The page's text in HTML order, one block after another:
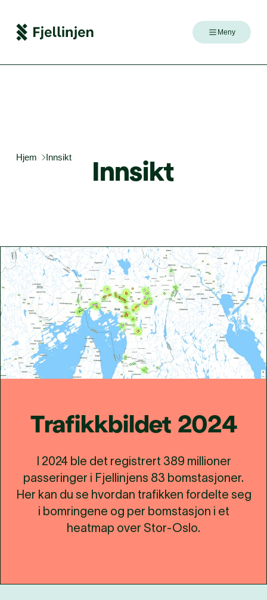
Meny
Hjem Innsikt
Inn­sikt
Trafikkbildet 2024
I 2024 ble det registrert 389 millioner
passeringer i Fjellinjens 83 bomstasjoner.
Her kan du se hvordan trafikken fordelte seg
i bomringene og per bomstasjon i et
heatmap over Stor-Oslo.